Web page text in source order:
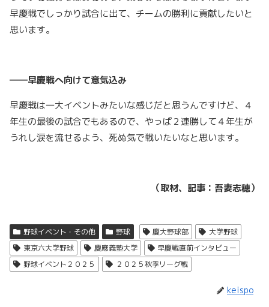
早慶戦でしっかり試合に出て、チームの勝利に貢献したいと
思います。
――早慶戦へ向けて意気込み
早慶戦は一大イベントみたいな感じだと思うんですけど、４
年生の最後の試合でもあるので、やっぱ２連勝して４年生が
うれし涙を流せるよう、死ぬ気で戦いたいなと思います。
（取材、記事：吾妻志穂）
野球イベント・その他 野球 慶大野球部
大学野球
東京六大学野球
慶應義塾大学
早慶戦直前インタビュー
野球イベント２０２５
２０２５秋季リーグ戦
keispo